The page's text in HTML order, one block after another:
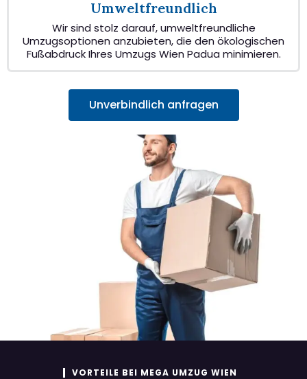
Umweltfreundlich
Wir sind stolz darauf, umweltfreundliche
Umzugsoptionen anzubieten, die den ökologischen
Fußabdruck Ihres Umzugs Wien Padua minimieren.
Unverbindlich anfragen
VORTEILE BEI MEGA UMZUG WIEN